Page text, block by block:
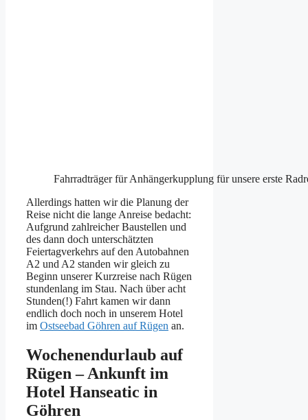
Fahrradträger für Anhängerkupplung für unsere erste
Allerdings hatten wir die Planung der
Reise nicht die lange Anreise bedacht:
Aufgrund zahlreicher Baustellen und
des dann doch unterschätzten
Feiertagverkehrs auf den Autobahnen
A2 und A2 standen wir gleich zu
Beginn unserer Kurzreise nach Rügen
stundenlang im Stau. Nach über acht
Stunden(!) Fahrt kamen wir dann
endlich doch noch in unserem Hotel
im Ostseebad Göhren auf Rügen an.
Wochenendurlaub auf
Rügen – Ankunft im
Hotel Hanseatic in
Göhren